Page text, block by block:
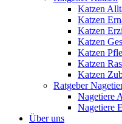
Katzen
Katzen
Katzen
Katzen
Katzen
Katzen
Katzen
Ratgeber
Nagetiere
Nagetiere
Über uns